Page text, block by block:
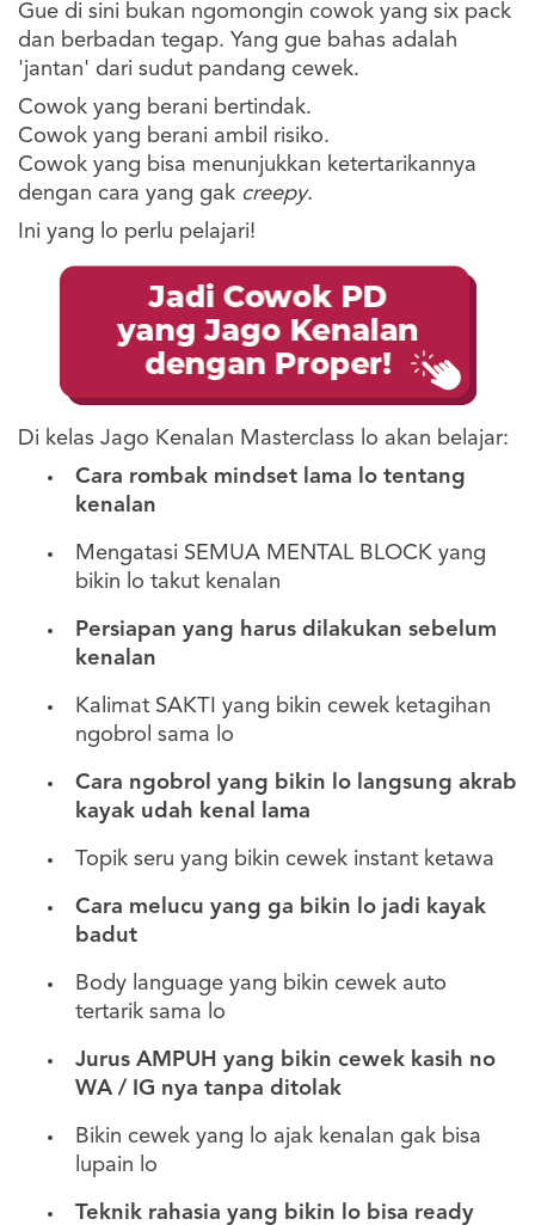
Gue di sini bukan ngomongin cowok yang six pack
dan berbadan tegap. Yang gue bahas adalah
'jantan' dari sudut pandang cewek.
Cowok yang berani bertindak.
Cowok yang berani ambil risiko.
Cowok yang bisa menunjukkan ketertarikannya
dengan cara yang gak creepy.
Ini yang lo perlu pelajari!
Di kelas Jago Kenalan Masterclass lo akan belajar:
Cara rombak mindset lama lo tentang
kenalan
Mengatasi SEMUA MENTAL BLOCK yang
bikin lo takut kenalan
Persiapan yang harus dilakukan sebelum
kenalan
Kalimat SAKTI yang bikin cewek ketagihan
ngobrol sama lo
Cara ngobrol yang bikin lo langsung akrab
kayak udah kenal lama
Topik seru yang bikin cewek instant ketawa
Cara melucu yang ga bikin lo jadi kayak
badut
Body language yang bikin cewek auto
tertarik sama lo
Jurus AMPUH yang bikin cewek kasih no
WA / IG nya tanpa ditolak
Bikin cewek yang lo ajak kenalan gak bisa
lupain lo
Teknik rahasia yang bikin lo bisa ready